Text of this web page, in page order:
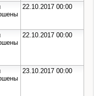
22.10.2017 00:00
22.10.2017 00:00
23.10.2017 00:00